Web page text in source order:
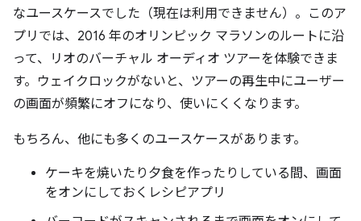
なユースケースでした（現在は利用できません）。このア
プリでは、2016 年のオリンピック マラソンのルートに沿
って、リオのバーチャル オーディオ ツアーを体験できま
す。ウェイクロックがないと、ツアーの再生中にユーザー
の画面が頻繁にオフになり、使いにくくなります。
もちろん、他にも多くのユースケースがあります。
ケーキを焼いたり夕食を作ったりしている間、画面
をオンにしておくレシピアプリ